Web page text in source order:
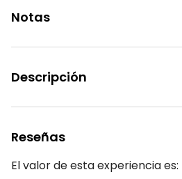
Notas
Descripción
Reseñas
El valor de esta experiencia es: